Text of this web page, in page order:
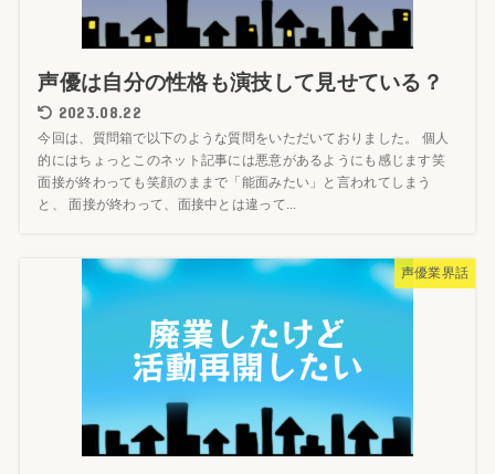
声優は自分の性格も演技して見せている？
2023.08.22
今回は、質問箱で以下のような質問をいただいておりました。 個人
的にはちょっとこのネット記事には悪意があるようにも感じます笑
面接が終わっても笑顔のままで「能面みたい」と言われてしまう
と、 面接が終わって、面接中とは違って...
声優業界話